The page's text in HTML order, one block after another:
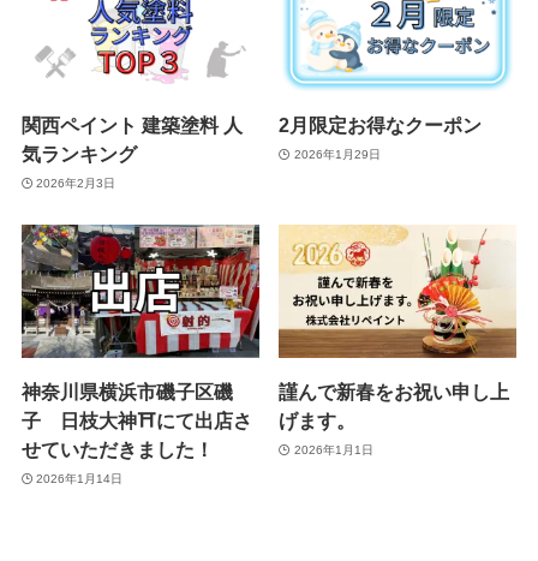
関西ペイント 建築塗料 人
気ランキング
2026年2月3日
2月限定お得なクーポン
2026年1月29日
神奈川県横浜市磯子区磯
子 日枝大神⛩️にて出店さ
せていただきました！
2026年1月14日
謹んで新春をお祝い申し上
げます。
2026年1月1日